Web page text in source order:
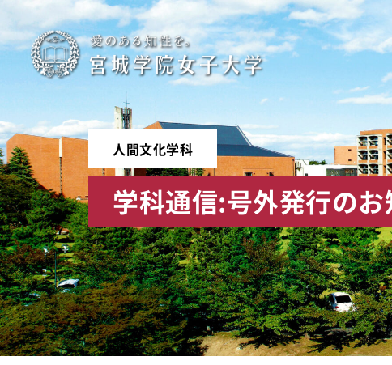
宮
城
学
院
女
子
大
学
人間文化学科
学科通信:号外発行のお